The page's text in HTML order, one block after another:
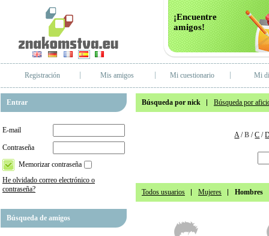
¡Encuentre
amigos!
Registración Mis amigos Mi cuestionario Mi
Entrar
E-mail
Contraseña
Memorizar contraseña
He olvidado correo electrónico o
contraseña?
Búsqueda de amigos
Búsqueda por nick Búsqueda por
A/B /C /
Todos usuarios Mujeres Hombres